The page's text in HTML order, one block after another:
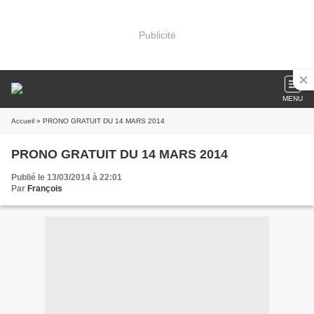
Publicité
MENU
Accueil » PRONO GRATUIT DU 14 MARS 2014
PRONO GRATUIT DU 14 MARS 2014
Publié le 13/03/2014 à 22:01
Par François